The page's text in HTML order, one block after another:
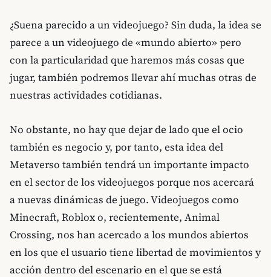
¿Suena parecido a un videojuego? Sin duda, la idea se
parece a un videojuego de «mundo abierto» pero
con la particularidad que haremos más cosas que
jugar, también podremos llevar ahí muchas otras de
nuestras actividades cotidianas.
No obstante, no hay que dejar de lado que el ocio
también es negocio y, por tanto, esta idea del
Metaverso también tendrá un importante impacto
en el sector de los videojuegos porque nos acercará
a nuevas dinámicas de juego. Videojuegos como
Minecraft, Roblox o, recientemente, Animal
Crossing, nos han acercado a los mundos abiertos
en los que el usuario tiene libertad de movimientos y
acción dentro del escenario en el que se está